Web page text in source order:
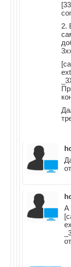
2.
А